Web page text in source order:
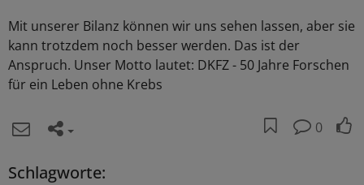
Mit unserer Bilanz können wir uns sehen lassen, aber sie
kann trotzdem noch besser werden. Das ist der
Anspruch. Unser Motto lautet: DKFZ - 50 Jahre Forschen
für ein Leben ohne Krebs
0
Schlagworte: